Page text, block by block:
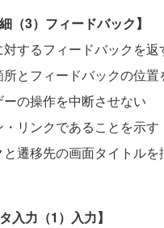
（3）フィードバック】
対するフィードバックを返
所とフィードバックの位置
ーの操作を中断させない
・リンクであることを示す
と遷移先の画面タイトルを
入力（1）入力】